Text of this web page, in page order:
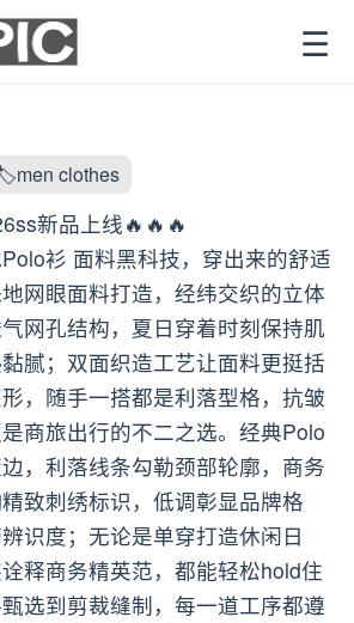
☰
clothes
新品上线🔥🔥🔥
衫 面料黑科技，穿出来的舒适
网眼面料打造，经纬交织的立体
网孔结构，夏日穿着时刻保持肌
腻；双面织造工艺让面料更挺括
，随手一搭都是利落型格，抗皱
商旅出行的不二之选。经典Polo
，利落线条勾勒颈部轮廓，商务
致刺绣标识，低调彰显品牌格
识度；无论是单穿打造休闲日
释商务精英范，都能轻松hold住
选到剪裁缝制，每一道工序都遵